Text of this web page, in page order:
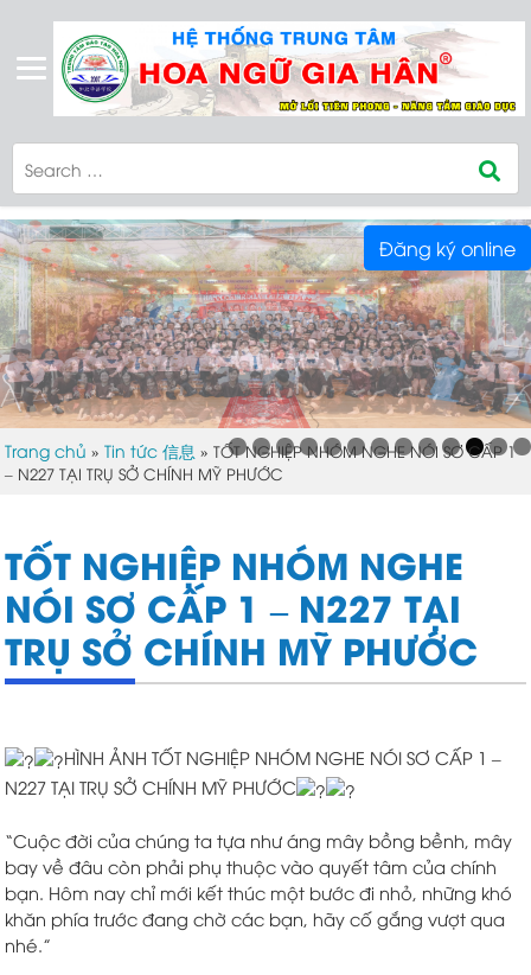
Trang chủ »Tin tức 信息 »TỐT NGHIỆP NHÓM NGHE NÓI SƠ CẤP 1
– N227 TẠI TRỤ SỞ CHÍNH MỸ PHƯỚC
TỐT NGHIỆP NHÓM NGHE
NÓI SƠ CẤP 1 – N227 TẠI
TRỤ SỞ CHÍNH MỸ PHƯỚC
HÌNH ẢNH TỐT NGHIỆP NHÓM NGHE NÓI SƠ CẤP 1 –
N227 TẠI TRỤ SỞ CHÍNH MỸ PHƯỚC
“Cuộc đời của chúng ta tựa như áng mây bồng bềnh, mây
bay về đâu còn phải phụ thuộc vào quyết tâm của chính
bạn. Hôm nay chỉ mới kết thúc một bước đi nhỏ, những khó
khăn phía trước đang chờ các bạn, hãy cố gắng vượt qua
nhé.”
Đăng ký online